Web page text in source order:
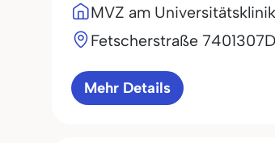
MVZ am
Fetscherstraße 7401307
Mehr Details